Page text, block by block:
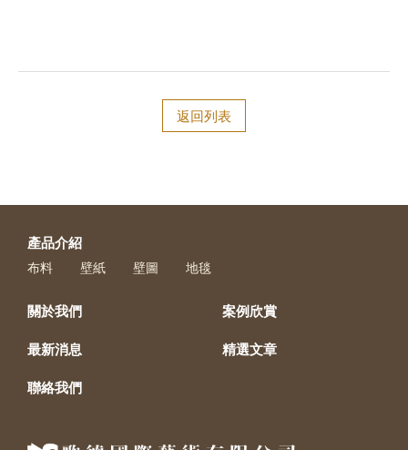
返回列表
產品介紹
布料 壁紙 壁圖 地毯
關於我們 案例欣賞
最新消息 精選文章
聯絡我們